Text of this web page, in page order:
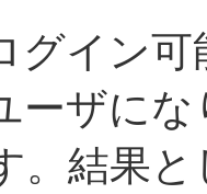
グイン
ーザに
。結果